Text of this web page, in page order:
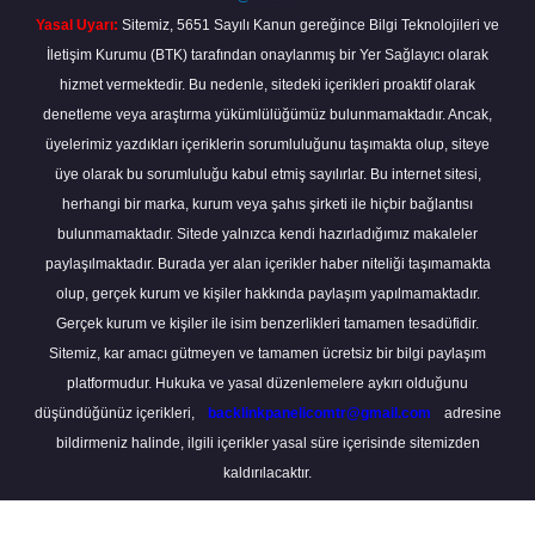
Yasal Uyarı: Sitemiz, 5651 Sayılı Kanun gereğince Bilgi Teknolojileri ve
İletişim Kurumu (BTK) tarafından onaylanmış bir Yer Sağlayıcı olarak
hizmet vermektedir. Bu nedenle, sitedeki içerikleri proaktif olarak
denetleme veya araştırma yükümlülüğümüz bulunmamaktadır. Ancak,
üyelerimiz yazdıkları içeriklerin sorumluluğunu taşımakta olup, siteye
üye olarak bu sorumluluğu kabul etmiş sayılırlar. Bu internet sitesi,
herhangi bir marka, kurum veya şahıs şirketi ile hiçbir bağlantısı
bulunmamaktadır. Sitede yalnızca kendi hazırladığımız makaleler
paylaşılmaktadır. Burada yer alan içerikler haber niteliği taşımamakta
olup, gerçek kurum ve kişiler hakkında paylaşım yapılmamaktadır.
Gerçek kurum ve kişiler ile isim benzerlikleri tamamen tesadüfidir.
Sitemiz, kar amacı gütmeyen ve tamamen ücretsiz bir bilgi paylaşım
platformudur. Hukuka ve yasal düzenlemelere aykırı olduğunu
düşündüğünüz içerikleri,
backlinkpanelicomtr@gmail.com
adresine
bildirmeniz halinde, ilgili içerikler yasal süre içerisinde sitemizden
kaldırılacaktır.